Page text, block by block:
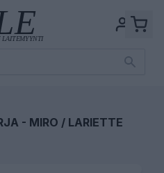
- MIRO / LARIETTE